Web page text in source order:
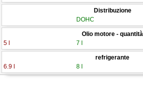
Distribuzione
DOHC
Olio motore - quantità
5 l
7 l
refrigerante
6.9 l
8 l